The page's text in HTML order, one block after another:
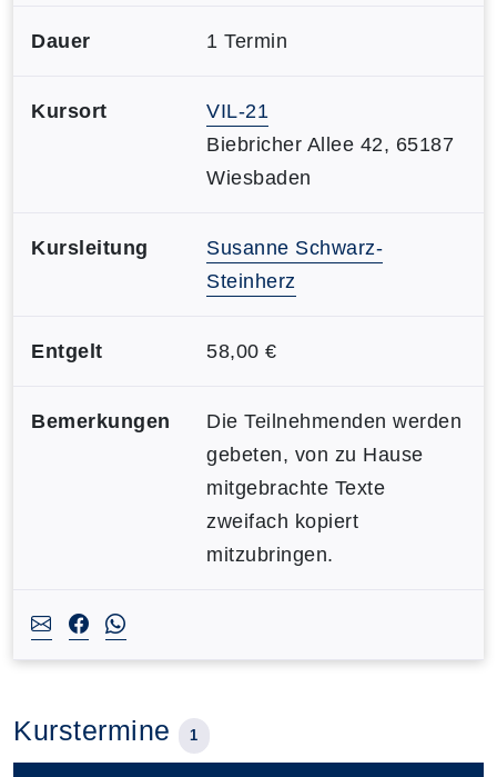
Dauer 1 Termin
Kursort
VIL-21
Biebricher Allee 42, 65187
Wiesbaden
Kursleitung
Susanne Schwarz-
Steinherz
Entgelt 58,00 €
Bemerkungen
Die Teilnehmenden werden
gebeten, von zu Hause
mitgebrachte Texte
zweifach kopiert
mitzubringen.
Kurstermine 1